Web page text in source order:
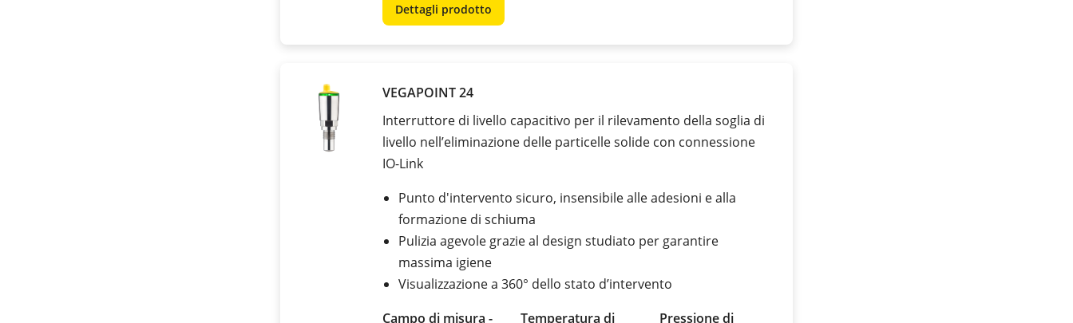
Dettagli prodotto
VEGAPOINT 24
Interruttore di livello capacitivo per il rilevamento della soglia di
livello nell’eliminazione delle particelle solide con connessione
IO-Link
Punto d'intervento sicuro, insensibile alle adesioni e alla
formazione di schiuma
Pulizia agevole grazie al design studiato per garantire
massima igiene
Visualizzazione a 360° dello stato d’intervento
Campo di misura -
Temperatura di
Pressione di